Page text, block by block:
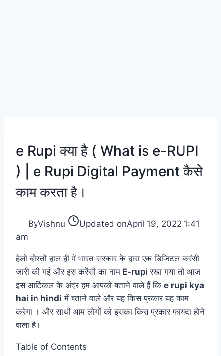
e Rupi क्या है ( What is e-RUPI
) | e Rupi Digital Payment कैसे
काम करता है।
ByVishnu Updated onApril 19, 2022 1:41
am
हेलो दोस्तों हाल ही में भारत सरकार के द्वारा एक डिजिटल करंसी
जारी की गई और इस करेंसी का नाम E-rupiरखा गया तो आज
इस आर्टिकल के अंदर हम आपको बताने वाले हैं कि e rupi kya
hai in hindi में बताने वाले और यह किस प्रकार यह काम
करेगा । और साथी आम लोगों को इसका किस प्रकार फायदा होने
वाला है।
Table of Contents